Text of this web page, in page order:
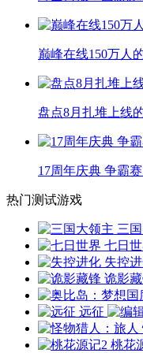
巅峰在线150万人
盘点8月扎堆上线
17周年庆典 争霸
热门测试游戏
三
七日
失控
诡影
远征
桃花